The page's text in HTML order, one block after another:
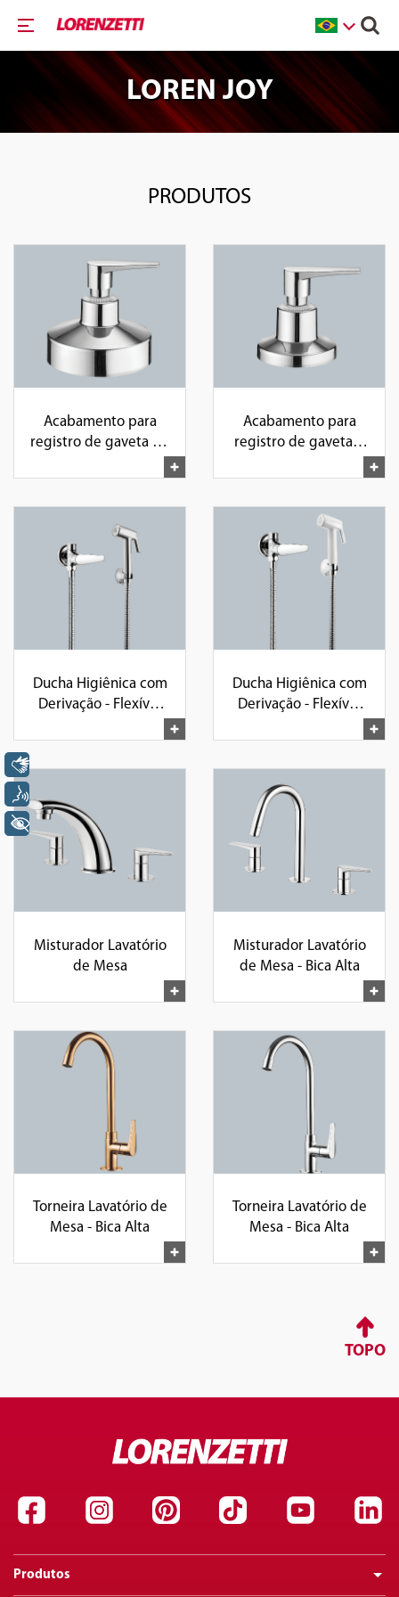
LOREN JOY
PRODUTOS
Acabamento para
registro de gaveta de
Acabamento para
registro de gaveta e
3/4"
Ducha Higiênica com
Derivação - Flexível
Ducha Higiênica com
Derivação - Flexível
Misturador Lavatório
de Mesa
Misturador Lavatório
de Mesa - Bica Alta
Torneira Lavatório de
Mesa - Bica Alta
Torneira Lavatório de
Mesa - Bica Alta
TOPO
Produtos
+ Acessibilidade